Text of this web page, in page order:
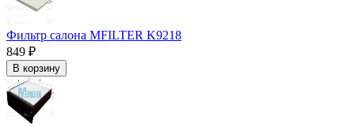
Фильтр салона MFILTER K9218
849 ₽
В корзину